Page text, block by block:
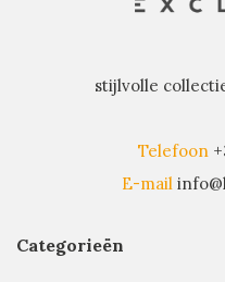
stijlvolle
Telefoon
E-mail
Categorieën